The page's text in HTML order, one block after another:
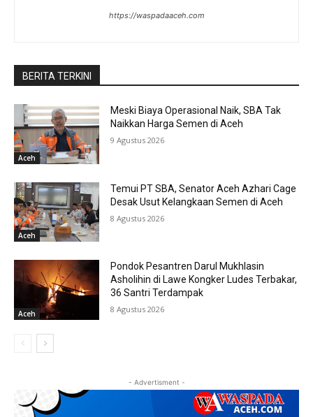
https://waspadaaceh.com
BERITA TERKINI
Aceh
Meski Biaya Operasional Naik, SBA Tak
Naikkan Harga Semen di Aceh
9 Agustus 2026
Aceh
Temui PT SBA, Senator Aceh Azhari Cage
Desak Usut Kelangkaan Semen di Aceh
8 Agustus 2026
Aceh
Pondok Pesantren Darul Mukhlasin
Asholihin di Lawe Kongker Ludes Terbakar,
36 Santri Terdampak
8 Agustus 2026
- Advertisment -